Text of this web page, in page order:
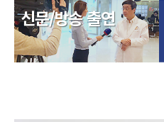
신문/방송 출연